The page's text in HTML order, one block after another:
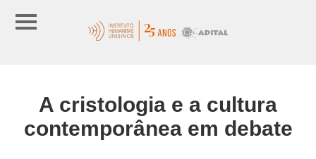
A cristologia e a cultura
contemporânea em debate